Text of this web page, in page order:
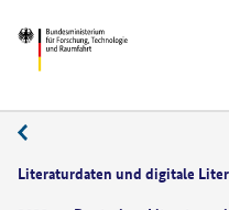
zum
(Eingabetaste)
zum
(Eingabetaste)
zur
(Eingabetaste)
BMFTR
Literaturdaten und digitale